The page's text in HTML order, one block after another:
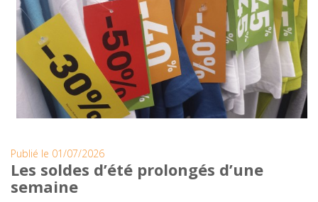
Publié le 01/07/2026
Les soldes d’été prolongés d’une
semaine